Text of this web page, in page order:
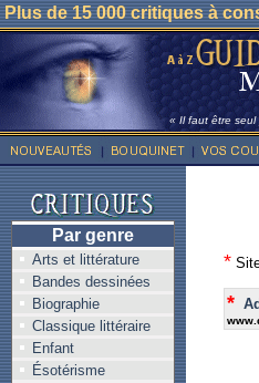
Plus de 15 000 critiques à
« Il faut être seul
Par genre
Arts et littérature
Bandes dessinées
Biographie
Classique littéraire
Enfant
Ésotérisme
*
*